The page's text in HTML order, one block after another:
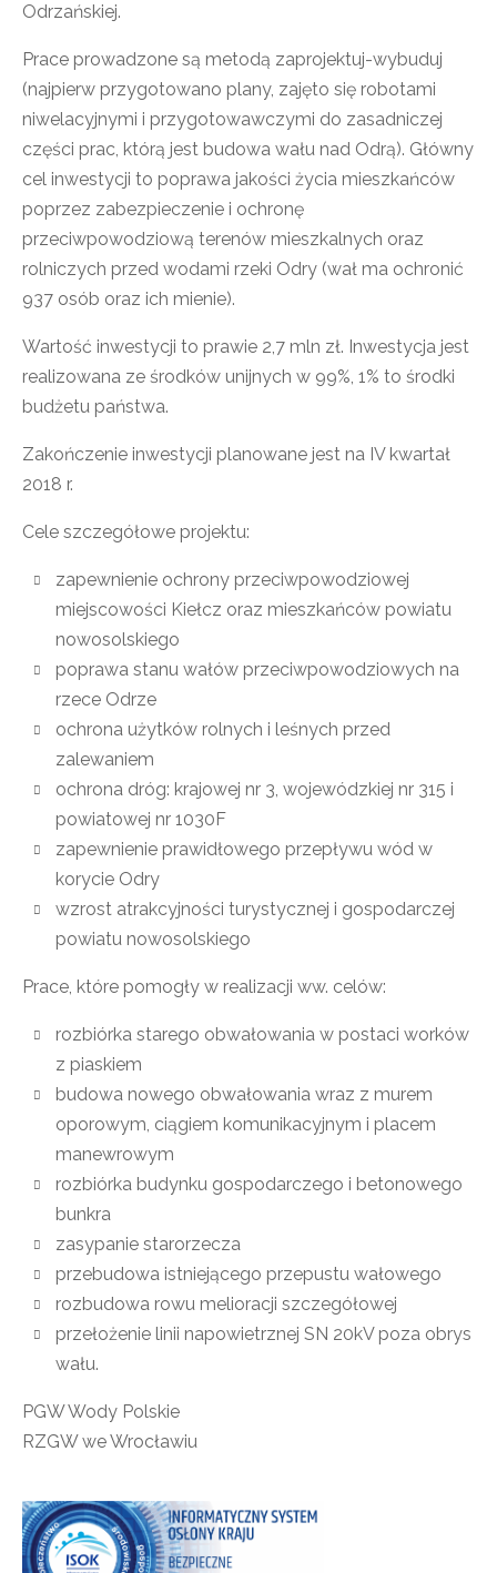
Odrzańskiej.
Prace prowadzone są metodą zaprojektuj-wybuduj
(najpierw przygotowano plany, zajęto się robotami
niwelacyjnymi i przygotowawczymi do zasadniczej
części prac, którą jest budowa wału nad Odrą). Główny
cel inwestycji to poprawa jakości życia mieszkańców
poprzez zabezpieczenie i ochronę
przeciwpowodziową terenów mieszkalnych oraz
rolniczych przed wodami rzeki Odry (wał ma ochronić
937 osób oraz ich mienie).
Wartość inwestycji to prawie 2,7 mln zł. Inwestycja jest
realizowana ze środków unijnych w 99%, 1% to środki
budżetu państwa.
Zakończenie inwestycji planowane jest na IV kwartał
2018 r.
Cele szczegółowe projektu:
zapewnienie ochrony przeciwpowodziowej
miejscowości Kiełcz oraz mieszkańców powiatu
nowosolskiego
poprawa stanu wałów przeciwpowodziowych na
rzece Odrze
ochrona użytków rolnych i leśnych przed
zalewaniem
ochrona dróg: krajowej nr 3, wojewódzkiej nr 315 i
powiatowej nr 1030F
zapewnienie prawidłowego przepływu wód w
korycie Odry
wzrost atrakcyjności turystycznej i gospodarczej
powiatu nowosolskiego
Prace, które pomogły w realizacji ww. celów:
rozbiórka starego obwałowania w postaci worków
z piaskiem
budowa nowego obwałowania wraz z murem
oporowym, ciągiem komunikacyjnym i placem
manewrowym
rozbiórka budynku gospodarczego i betonowego
bunkra
zasypanie starorzecza
przebudowa istniejącego przepustu wałowego
rozbudowa rowu melioracji szczegółowej
przełożenie linii napowietrznej SN 20kV poza obrys
wału.
PGW Wody Polskie
RZGW we Wrocławiu